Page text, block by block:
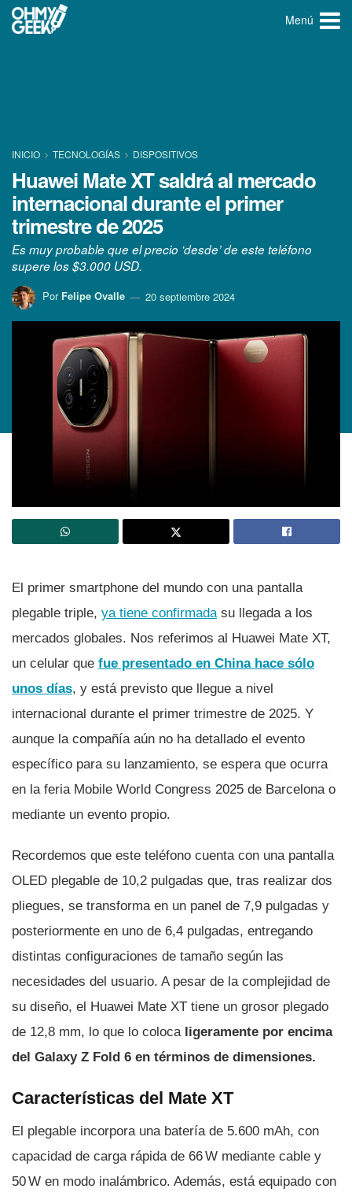
Menú
INICIO TECNOLOGÍ­AS DISPOSITIVOS
Huawei Mate XT saldrá al mercado
internacional durante el primer
trimestre de 2025
Es muy probable que el precio ‘desde’ de este teléfono
supere los $3.000 USD.
Por Felipe Ovalle 20 septiembre 2024
El primer smartphone del mundo con una pantalla
plegable triple, ya tiene confirmada su llegada a los
mercados globales. Nos referimos al Huawei Mate XT,
un celular que fue presentado en China hace sólo
unos días, y está previsto que llegue a nivel
internacional durante el primer trimestre de 2025. Y
aunque la compañía aún no ha detallado el evento
específico para su lanzamiento, se espera que ocurra
en la feria Mobile World Congress 2025 de Barcelona o
mediante un evento propio.
Recordemos que este teléfono cuenta con una pantalla
OLED plegable de 10,2 pulgadas que, tras realizar dos
pliegues, se transforma en un panel de 7,9 pulgadas y
posteriormente en uno de 6,4 pulgadas, entregando
distintas configuraciones de tamaño según las
necesidades del usuario. A pesar de la complejidad de
su diseño, el Huawei Mate XT tiene un grosor plegado
de 12,8 mm, lo que lo coloca ligeramente por encima
del Galaxy Z Fold 6 en términos de dimensiones.
Características del Mate XT
El plegable incorpora una batería de 5.600 mAh, con
capacidad de carga rápida de 66 W mediante cable y
50 W en modo inalámbrico. Además, está equipado con